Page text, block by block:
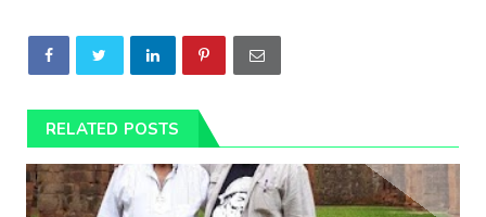
RELATED POSTS